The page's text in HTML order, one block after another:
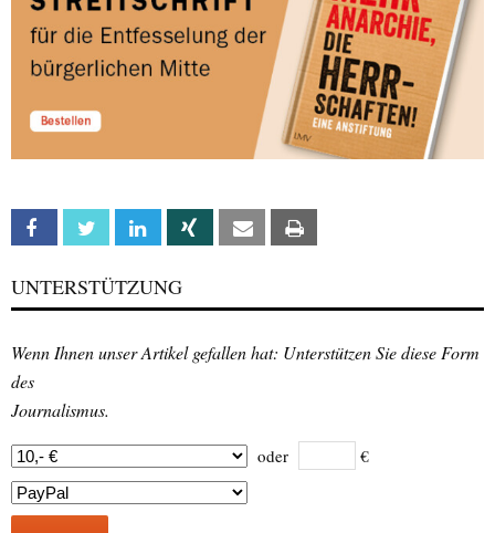
Facebook Twitter Linkedin Xing Email
UNTERSTÜTZUNG
Wenn Ihnen unser Artikel gefallen hat: Unterstützen Sie diese Form
des
Journalismus.
oder €